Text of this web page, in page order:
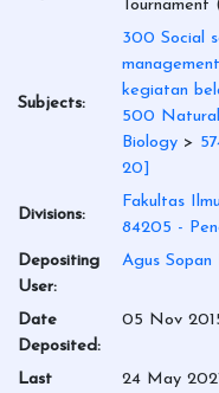
Tournament
Subjects:
300 Social
kegiatan
500 Natural
Biology >
20]
Divisions:
Fakultas
84205 -
Depositing
User:
Agus Sopan
Date
Deposited:
05 Nov
Last
24 May